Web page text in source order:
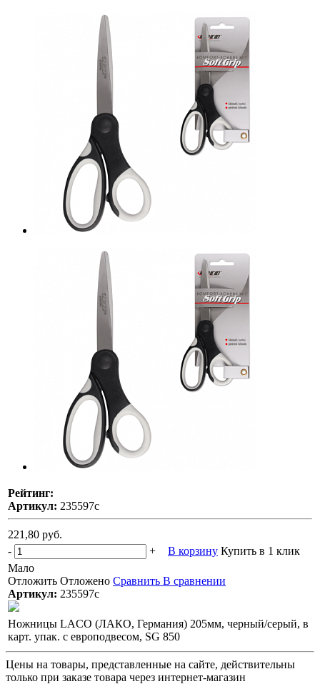
Рейтинг:
Артикул: 235597с
221,80 руб.
-
+ В корзину Купить в 1 клик
Мало
Отложить Отложено Сравнить В сравнении
Артикул: 235597с
Ножницы LACO (ЛАКО, Германия) 205мм, черный/серый, в
карт. упак. с европодвесом, SG 850
Цены на товары, представленные на сайте, действительны
только при заказе товара через интернет-магазин